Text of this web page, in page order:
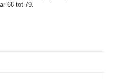
68 tot 79.